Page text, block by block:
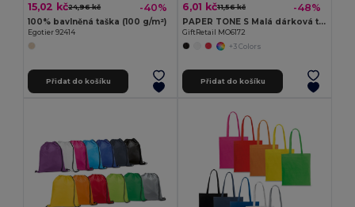
15,02 kč24,96 kč -40%
100% bavlněná taška (100 g/m²)
Egotier 92414
Přidat do košíku
6,01 kč11,56 kč -48%
PAPER TONE S Malá dárková taška
GiftRetail MO6172
+3 Colors
Přidat do košíku